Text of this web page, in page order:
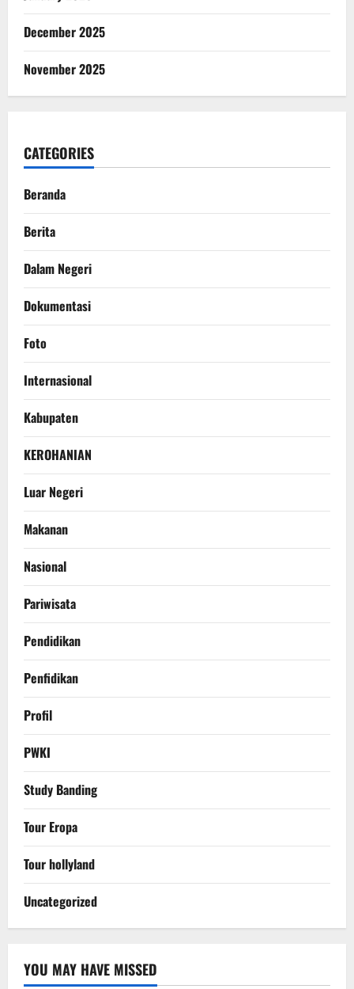
December 2025
November 2025
CATEGORIES
Beranda
Berita
Dalam Negeri
Dokumentasi
Foto
Internasional
Kabupaten
KEROHANIAN
Luar Negeri
Makanan
Nasional
Pariwisata
Pendidikan
Penfidikan
Profil
PWKI
Study Banding
Tour Eropa
Tour hollyland
Uncategorized
YOU MAY HAVE MISSED